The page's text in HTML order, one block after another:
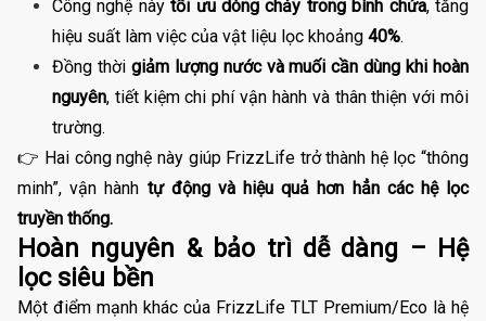
Công nghệ nàytối ưu dòng chảy trong bình chứa, tăng
hiệu suất làm việc của vật liệu lọc khoảng 40%.
Đồng thời giảm lượng nước và muối cần dùng khi hoàn
nguyên, tiết kiệm chi phí vận hành và thân thiện với môi
trường.
👉 Hai công nghệ này giúp FrizzLife trở thành hệ lọc “thông
minh”, vận hành tự động và hiệu quả hơn hẳn các hệ lọc
truyền thống.
Hoàn nguyên & bảo trì dễ dàng – Hệ
lọc siêu bền
Một điểm mạnh khác của FrizzLife TLT Premium/Eco là hệ